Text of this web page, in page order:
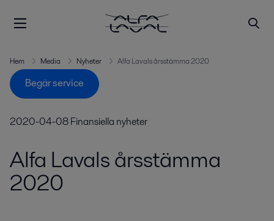
Hem Media Nyheter Alfa Lavals årsstämma 2020
Begär service
2020-04-08Finansiella nyheter
Alfa Lavals årsstämma
2020